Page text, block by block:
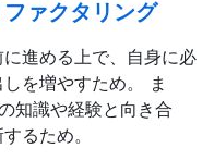
ァクタリング
進める上で、自身に必
を増やすため。 ま
知識や経験と向き合
るため。